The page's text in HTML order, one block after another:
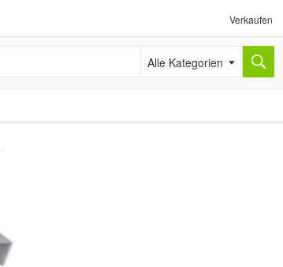
Verkaufen
Alle Kategorien